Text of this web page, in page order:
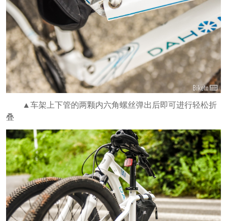
▲车架上下管的两颗内六角螺丝弹出后即可进行轻松折
叠